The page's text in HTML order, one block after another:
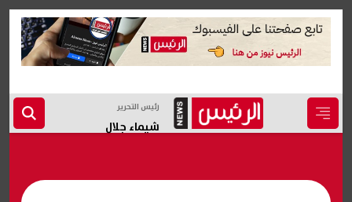
رئيس التحرير
شيماء جلال